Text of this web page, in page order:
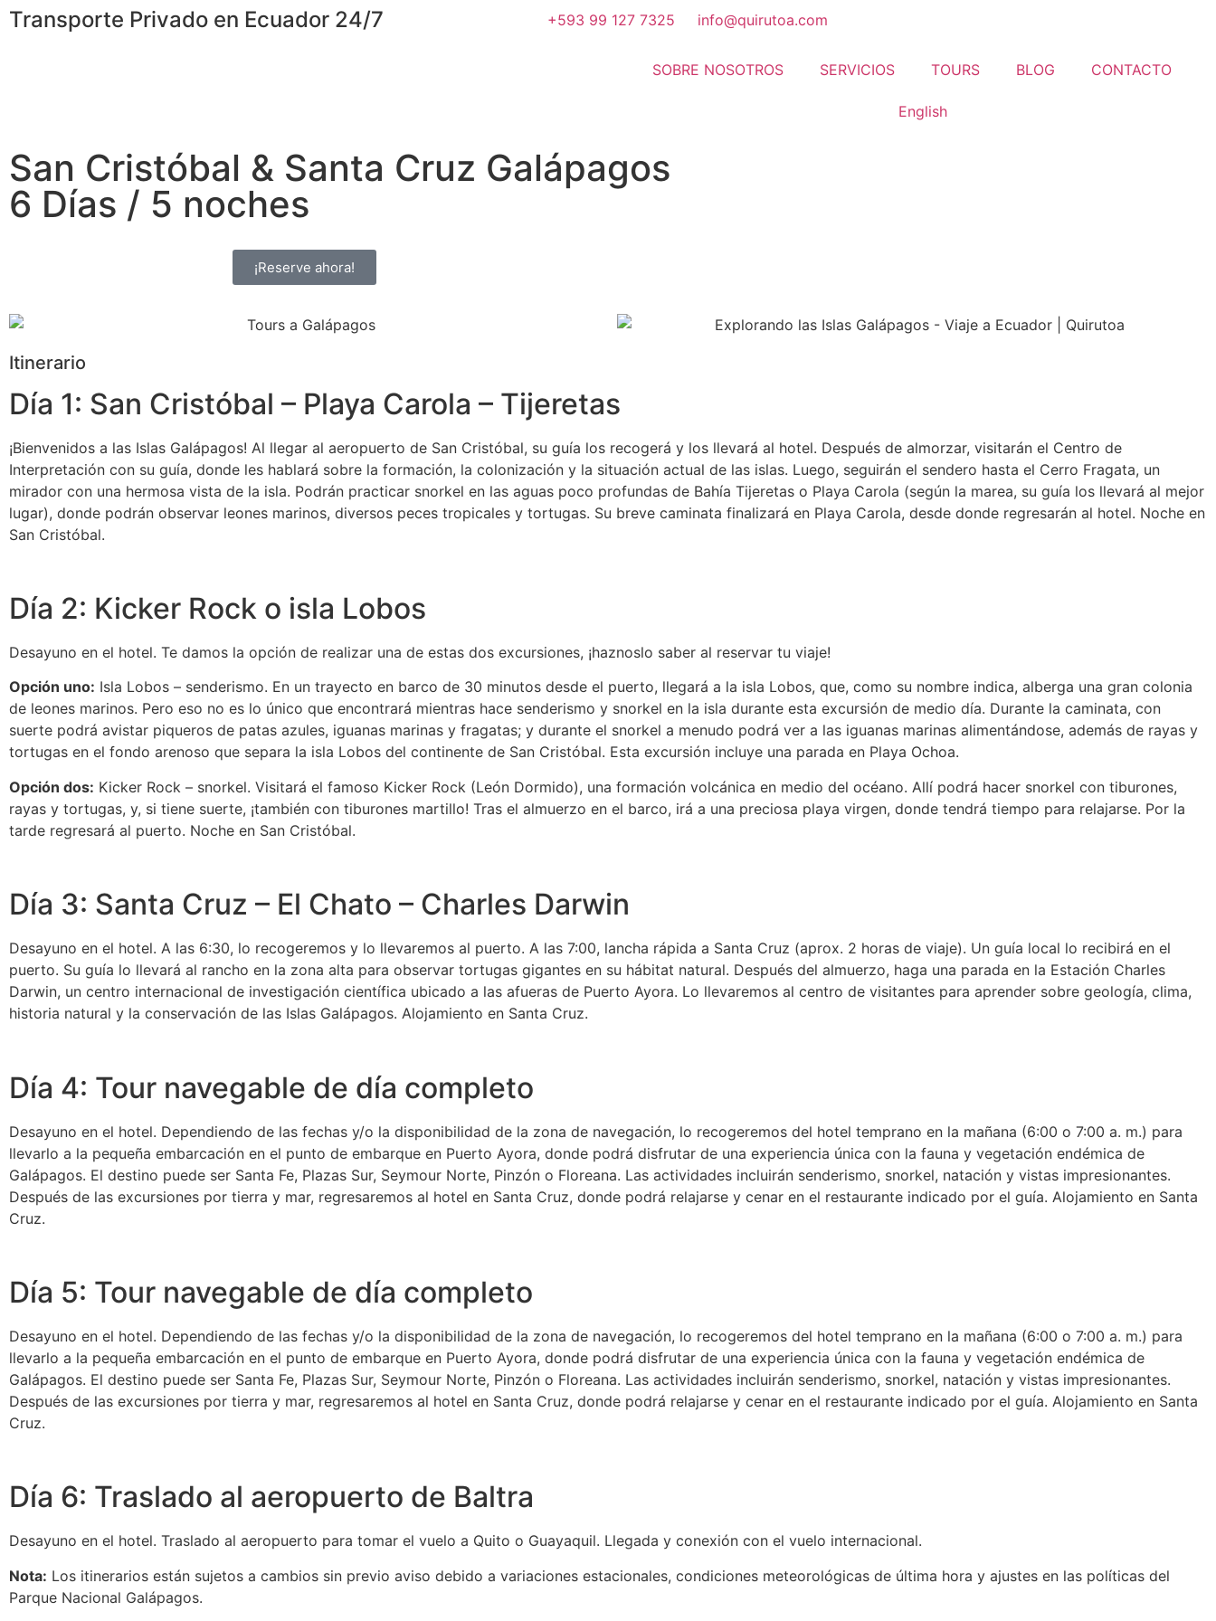
Transporte Privado en Ecuador 24/7 +593 99 127 7325 info@quirutoa.com
SOBRE NOSOTROS SERVICIOS TOURS BLOG CONTACTO
English
San Cristóbal & Santa Cruz Galápagos
6 Días / 5 noches
¡Reserve ahora!
Itinerario
Día 1: San Cristóbal – Playa Carola – Tijeretas
¡Bienvenidos a las Islas Galápagos! Al llegar al aeropuerto de San Cristóbal, su guía los recogerá y los llevará al hotel. Después de almorzar, visitarán el Centro de
Interpretación con su guía, donde les hablará sobre la formación, la colonización y la situación actual de las islas. Luego, seguirán el sendero hasta el Cerro Fragata, un
mirador con una hermosa vista de la isla. Podrán practicar snorkel en las aguas poco profundas de Bahía Tijeretas o Playa Carola (según la marea, su guía los llevará al mejor
lugar), donde podrán observar leones marinos, diversos peces tropicales y tortugas. Su breve caminata finalizará en Playa Carola, desde donde regresarán al hotel. Noche en
San Cristóbal.
Día 2: Kicker Rock o isla Lobos
Desayuno en el hotel. Te damos la opción de realizar una de estas dos excursiones, ¡haznoslo saber al reservar tu viaje!
Opción uno: Isla Lobos – senderismo. En un trayecto en barco de 30 minutos desde el puerto, llegará a la isla Lobos, que, como su nombre indica, alberga una gran colonia
de leones marinos. Pero eso no es lo único que encontrará mientras hace senderismo y snorkel en la isla durante esta excursión de medio día. Durante la caminata, con
suerte podrá avistar piqueros de patas azules, iguanas marinas y fragatas; y durante el snorkel a menudo podrá ver a las iguanas marinas alimentándose, además de rayas y
tortugas en el fondo arenoso que separa la isla Lobos del continente de San Cristóbal. Esta excursión incluye una parada en Playa Ochoa.
Opción dos: Kicker Rock – snorkel. Visitará el famoso Kicker Rock (León Dormido), una formación volcánica en medio del océano. Allí podrá hacer snorkel con tiburones,
rayas y tortugas, y, si tiene suerte, ¡también con tiburones martillo! Tras el almuerzo en el barco, irá a una preciosa playa virgen, donde tendrá tiempo para relajarse. Por la
tarde regresará al puerto. Noche en San Cristóbal.
Día 3: Santa Cruz – El Chato – Charles Darwin
Desayuno en el hotel. A las 6:30, lo recogeremos y lo llevaremos al puerto. A las 7:00, lancha rápida a Santa Cruz (aprox. 2 horas de viaje). Un guía local lo recibirá en el
puerto. Su guía lo llevará al rancho en la zona alta para observar tortugas gigantes en su hábitat natural. Después del almuerzo, haga una parada en la Estación Charles
Darwin, un centro internacional de investigación científica ubicado a las afueras de Puerto Ayora. Lo llevaremos al centro de visitantes para aprender sobre geología, clima,
historia natural y la conservación de las Islas Galápagos. Alojamiento en Santa Cruz.
Día 4: Tour navegable de día completo
Desayuno en el hotel. Dependiendo de las fechas y/o la disponibilidad de la zona de navegación, lo recogeremos del hotel temprano en la mañana (6:00 o 7:00 a. m.) para
llevarlo a la pequeña embarcación en el punto de embarque en Puerto Ayora, donde podrá disfrutar de una experiencia única con la fauna y vegetación endémica de
Galápagos. El destino puede ser Santa Fe, Plazas Sur, Seymour Norte, Pinzón o Floreana. Las actividades incluirán senderismo, snorkel, natación y vistas impresionantes.
Después de las excursiones por tierra y mar, regresaremos al hotel en Santa Cruz, donde podrá relajarse y cenar en el restaurante indicado por el guía. Alojamiento en Santa
Cruz.
Día 5: Tour navegable de día completo
Desayuno en el hotel. Dependiendo de las fechas y/o la disponibilidad de la zona de navegación, lo recogeremos del hotel temprano en la mañana (6:00 o 7:00 a. m.) para
llevarlo a la pequeña embarcación en el punto de embarque en Puerto Ayora, donde podrá disfrutar de una experiencia única con la fauna y vegetación endémica de
Galápagos. El destino puede ser Santa Fe, Plazas Sur, Seymour Norte, Pinzón o Floreana. Las actividades incluirán senderismo, snorkel, natación y vistas impresionantes.
Después de las excursiones por tierra y mar, regresaremos al hotel en Santa Cruz, donde podrá relajarse y cenar en el restaurante indicado por el guía. Alojamiento en Santa
Cruz.
Día 6: Traslado al aeropuerto de Baltra
Desayuno en el hotel. Traslado al aeropuerto para tomar el vuelo a Quito o Guayaquil. Llegada y conexión con el vuelo internacional.
Nota: Los itinerarios están sujetos a cambios sin previo aviso debido a variaciones estacionales, condiciones meteorológicas de última hora y ajustes en las políticas del
Parque Nacional Galápagos.